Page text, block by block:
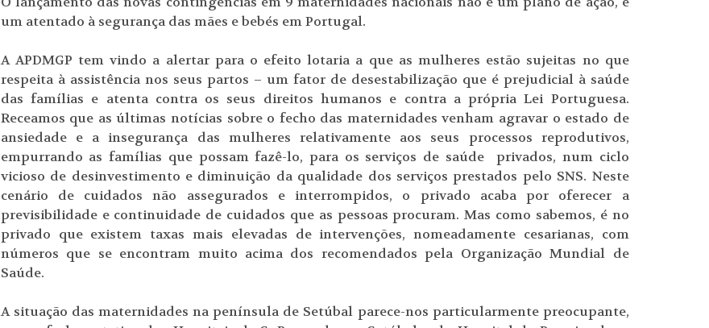
um atentado à segurança das mães e bebés em Portugal.
A APDMGP tem vindo a alertar para o efeito lotaria a que as mulheres estão sujeitas no que
respeita à assistência nos seus partos – um fator de desestabilização que é prejudicial à saúde
das famílias e atenta contra os seus direitos humanos e contra a própria Lei Portuguesa.
Receamos que as últimas notícias sobre o fecho das maternidades venham agravar o estado de
ansiedade e a insegurança das mulheres relativamente aos seus processos reprodutivos,
empurrando as famílias que possam fazê-lo, para os serviços de saúde privados, num ciclo
vicioso de desinvestimento e diminuição da qualidade dos serviços prestados pelo SNS. Neste
cenário de cuidados não assegurados e interrompidos, o privado acaba por oferecer a
previsibilidade e continuidade de cuidados que as pessoas procuram. Mas como sabemos, é no
privado que existem taxas mais elevadas de intervenções, nomeadamente cesarianas, com
números que se encontram muito acima dos recomendados pela Organização Mundial de
Saúde.
A situação das maternidades na península de Setúbal parece-nos particularmente preocupante,